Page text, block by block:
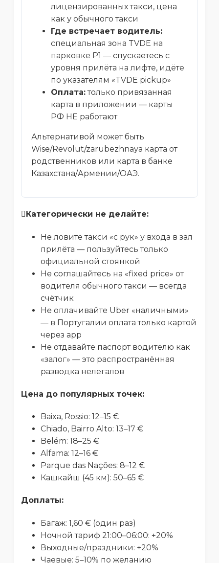
лицензированных такси, цена
как у обычного такси
Где встречает водитель:
специальная зона TVDE на
парковке P1 — спускаетесь с
уровня прилёта на лифте, идёте
по указателям «TVDE pickup»
Оплата:только привязанная
карта в приложении — карты
РФ НЕ работают
Альтернативой может быть
Wise/Revolut/zarubezhnaya карта от
родственников или карта в банке
Казахстана/Армении/ОАЭ.
Категорически не делайте:
Не ловите такси «с рук» у входа в зал
прилёта — пользуйтесь только
официальной стоянкой
Не соглашайтесь на «fixed price» от
водителя обычного такси — всегда
счётчик
Не оплачивайте Uber «наличными»
— в Португалии оплата только картой
через app
Не отдавайте паспорт водителю как
«залог» — это распространённая
разводка нелегалов
Цена до популярных точек:
Baixa, Rossio: 12–15 €
Chiado, Bairro Alto: 13–17 €
Belém: 18–25 €
Alfama: 12–16 €
Parque das Nações: 8–12 €
Кашкайш (45 км): 50–65 €
Доплаты:
Багаж: 1,60 € (один раз)
Ночной тариф 21:00–06:00: +20%
Выходные/праздники: +20%
Чаевые: 5–10% по желанию